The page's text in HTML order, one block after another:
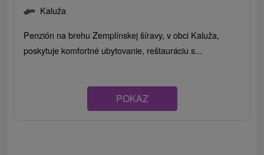
Kaluža
Penzión na brehu Zemplínskej šíravy, v obci Kaluža,
poskytuje komfortné ubytovanie, reštauráciu s...
POKAZ